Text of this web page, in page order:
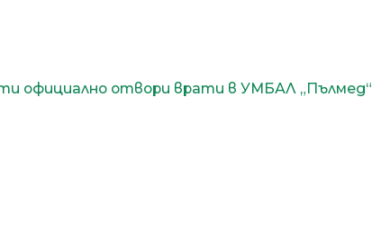
официално отвори врати в УМБАЛ „Пълмед“